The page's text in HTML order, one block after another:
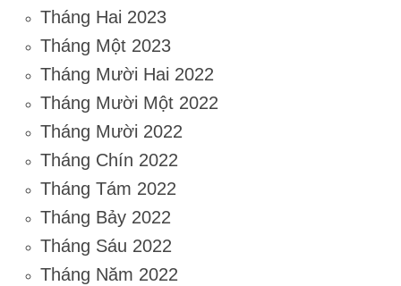
Tháng Hai 2023
Tháng Một 2023
Tháng Mười Hai 2022
Tháng Mười Một 2022
Tháng Mười 2022
Tháng Chín 2022
Tháng Tám 2022
Tháng Bảy 2022
Tháng Sáu 2022
Tháng Năm 2022